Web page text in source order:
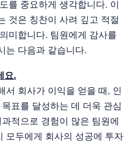
를 중요하게 생각합니다. 이
것은 칭찬이 사려 깊고 적절
미합니다. 팀원에게 감사를
는 다음과 같습니다.
요.
서 회사가 이익을 얻을 때, 인
표를 달성하는 데 더욱 관심
적으로 경험이 많은 팀원에
모두에게 회사의 성공에 투자